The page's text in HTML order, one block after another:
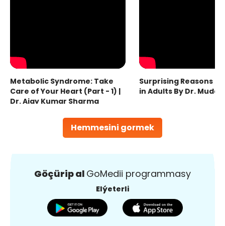
Hemmesini gormek
Metabolic Syndrome: Take
Care of Your Heart (Part - 1) |
Dr. Ajay Kumar Sharma
Surprising Reasons
in Adults By Dr.
Göçürip al GoMedii programmasy
Elýeterli